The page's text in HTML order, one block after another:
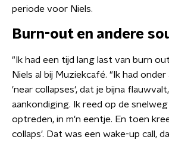
periode voor Niels.
Burn-out en andere
"Ik had een tijd lang last van burn
Niels al bij Muziekcafé. "Ik had
'near collapses', dat je bijna
aankondiging. Ik reed op de
optreden, in m'n eentje. En toen
collaps'. Dat was een wake-up call,